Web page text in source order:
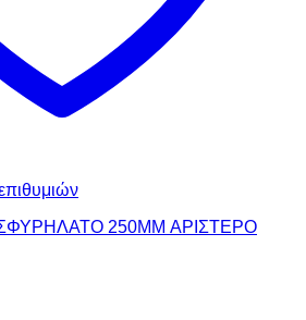
250MM ΑΡΙΣΤΕΡΟ